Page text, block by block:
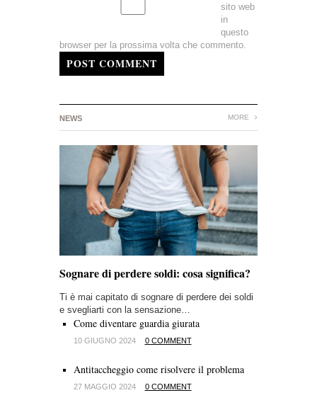
sito web
in
questo
browser per la prossima volta che commento.
POST COMMENT
NEWS MORE
Sognare di perdere soldi: cosa significa?
Ti è mai capitato di sognare di perdere dei soldi
e svegliarti con la sensazione…
Come diventare guardia giurata
10 GIUGNO 2024 0 COMMENT
Antitaccheggio come risolvere il problema
27 MAGGIO 2024 0 COMMENT